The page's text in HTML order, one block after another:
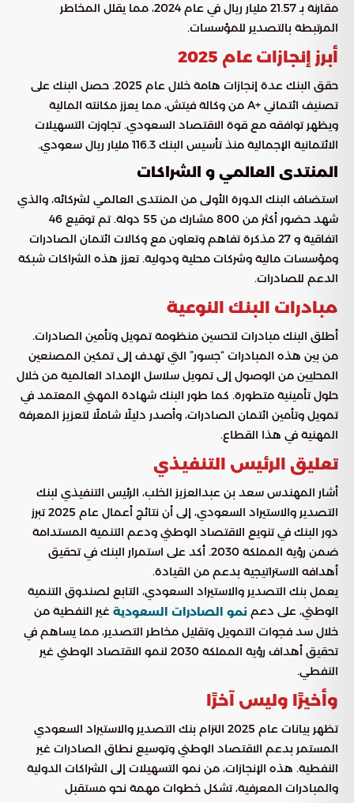
مقارنة بـ 21.57 مليار ريال في عام 2024، مما يقلل المخاطر
المرتبطة بالتصدير للمؤسسات.
أبرز إنجازات عام 2025
حقق البنك عدة إنجازات هامة خلال عام 2025. حصل البنك على
تصنيف ائتماني +A من وكالة فيتش، مما يعزز مكانته المالية
ويظهر توافقه مع قوة الاقتصاد السعودي. تجاوزت التسهيلات
الائتمانية الإجمالية منذ تأسيس البنك 116.3 مليار ريال سعودي.
المنتدى العالمي و الشراكات
استضاف البنك الدورة الأولى من المنتدى العالمي لشركائه، والذي
شهد حضور أكثر من 800 مشارك من 55 دولة. تم توقيع 46
اتفاقية و 27 مذكرة تفاهم وتعاون مع وكالات ائتمان الصادرات
ومؤسسات مالية وشركات محلية ودولية. تعزز هذه الشراكات شبكة
الدعم للصادرات.
مبادرات البنك النوعية
أطلق البنك مبادرات لتحسين منظومة تمويل وتأمين الصادرات.
من بين هذه المبادرات “جسور” التي تهدف إلى تمكين المصنعين
المحليين من الوصول إلى تمويل سلاسل الإمداد العالمية من خلال
حلول تأمينية متطورة. كما طور البنك شهادة المهني المعتمد في
تمويل وتأمين ائتمان الصادرات، وأصدر دليلًا شاملًا لتعزيز المعرفة
المهنية في هذا القطاع.
تعليق الرئيس التنفيذي
أشار المهندس سعد بن عبدالعزيز الخلب، الرئيس التنفيذي لبنك
التصدير والاستيراد السعودي، إلى أن نتائج أعمال عام 2025 تبرز
دور البنك في تنويع الاقتصاد الوطني ودعم التنمية المستدامة
ضمن رؤية المملكة 2030. أكد على استمرار البنك في تحقيق
أهدافه الاستراتيجية بدعم من القيادة.
يعمل بنك التصدير والاستيراد السعودي، التابع لصندوق التنمية
الوطني، على دعم نمو الصادرات السعودية غير النفطية من
خلال سد فجوات التمويل وتقليل مخاطر التصدير، مما يساهم في
تحقيق أهداف رؤية المملكة 2030 لنمو الاقتصاد الوطني غير
النفطي.
وأخيرًا وليس آخرًا
تظهر بيانات عام 2025 التزام بنك التصدير والاستيراد السعودي
المستمر بدعم الاقتصاد الوطني وتوسيع نطاق الصادرات غير
النفطية. هذه الإنجازات، من نمو التسهيلات إلى الشراكات الدولية
والمبادرات المعرفية، تشكل خطوات مهمة نحو مستقبل